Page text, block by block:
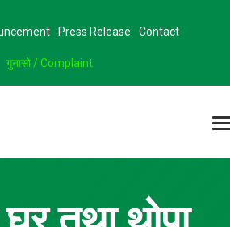
Press Release Contact
गुनासो / Complaint